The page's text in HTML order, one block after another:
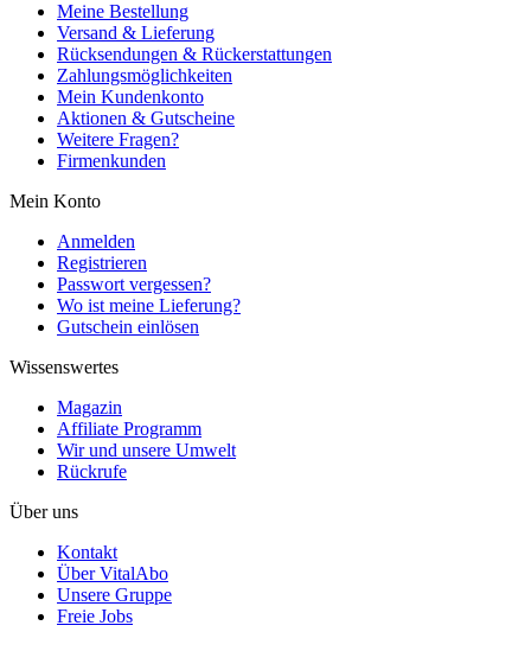
Meine Bestellung
Versand & Lieferung
Rücksendungen & Rückerstattungen
Zahlungsmöglichkeiten
Mein Kundenkonto
Aktionen & Gutscheine
Weitere Fragen?
Firmenkunden
Mein Konto
Anmelden
Registrieren
Passwort vergessen?
Wo ist meine Lieferung?
Gutschein einlösen
Wissenswertes
Magazin
Affiliate Programm
Wir und unsere Umwelt
Rückrufe
Über uns
Kontakt
Über VitalAbo
Unsere Gruppe
Freie Jobs